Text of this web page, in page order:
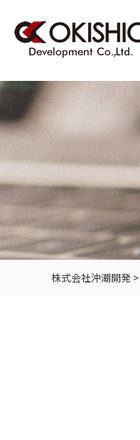
株式会社沖潮開発 >